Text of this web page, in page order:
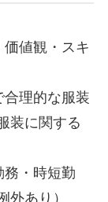
値観・スキ
合理的な服装
装に関する
務・時短勤
外あり）